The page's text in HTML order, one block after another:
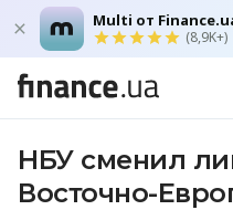
Multi от
(8,9K+)
НБУ сменил
Восточно-